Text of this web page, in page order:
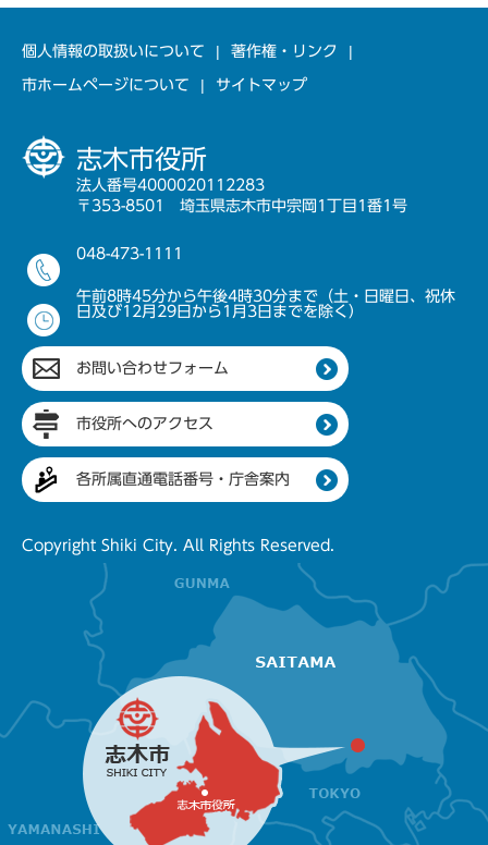
個人情報の取扱いについて 著作権・リンク
市ホームページについて サイトマップ
志木市役所
法人番号4000020112283
〒353-8501 埼玉県志木市中宗岡1丁目1番1号
048-473-1111
午前8時45分から午後4時30分まで（土・日曜日、祝休
日及び12月29日から1月3日までを除く）
お問い合わせフォーム
市役所へのアクセス
各所属直通電話番号・庁舎案内
Copyright Shiki City. All Rights Reserved.